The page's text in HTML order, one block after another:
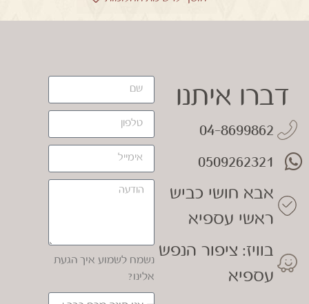
דברו איתנו
04-8699862
0509262321
אבא חושי כביש
ראשי עספיא
בוויז: ציפור הנפש
עספיא
נשמח לשמוע איך הגעת
אלינו?